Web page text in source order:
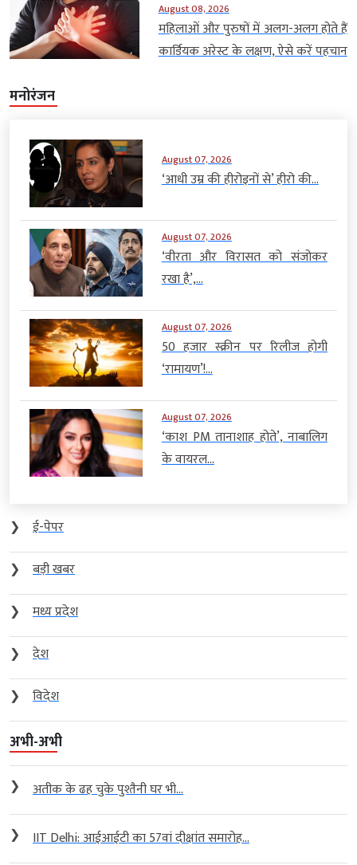
August 08, 2026
महिलाओं और पुरुषों में अलग-अलग होते हैं
कार्डियक अरेस्ट के लक्षण, ऐसे करें पहचान
मनोरंजन
August 07, 2026
‘आधी उम्र की हीरोइनों से’ हीरो की...
August 07, 2026
‘वीरता और विरासत को संजोकर
रखा है’,...
August 07, 2026
50 हजार स्क्रीन पर रिलीज होगी
‘रामायण’!...
August 07, 2026
‘काश PM तानाशाह होते’, नाबालिग
के वायरल...
❯
ई-पेपर
❯
बड़ी खबर
❯
मध्य प्रदेश
❯
देश
❯
विदेश
अभी-अभी
❯ अतीक के ढह चुके पुश्तैनी घर भी...
❯ IIT Delhi: आईआईटी का 57वां दीक्षांत समारोह...